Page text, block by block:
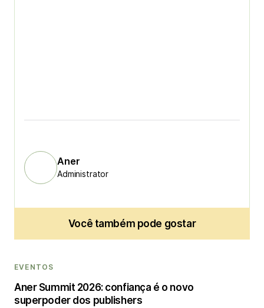
Aner
Administrator
Você também pode gostar
EVENTOS
Aner Summit 2026: confiança é o novo
superpoder dos publishers